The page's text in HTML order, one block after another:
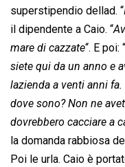
superstipendio dellad. “
il dipendente a Caio. “
mare di cazzate“. E poi: “
siete qui da un anno e
lazienda a venti anni
dove sono? Non ne
dovrebbero cacciare a
la domanda rabbiosa
Poi le urla. Caio è